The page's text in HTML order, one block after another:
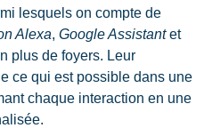
lesquels on compte de
Alexa, Google Assistantet
plus de foyers. Leur
ce qui est possible dans une
chaque interaction en une